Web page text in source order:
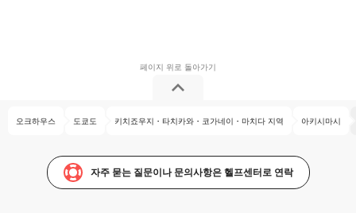
오크하우스 도쿄도 키치죠우지・타치카와・코가네이・마치다 지역 아키시마시
자주 묻는 질문이나 문의사항은 헬프센터로 연락